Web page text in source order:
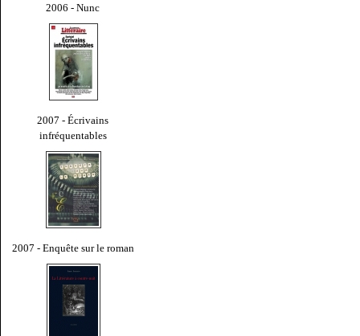
2006 - Nunc
2007 - Écrivains
infréquentables
2007 - Enquête sur le roman